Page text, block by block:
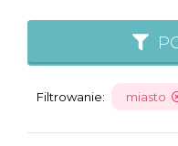
Filtrowanie: miasto